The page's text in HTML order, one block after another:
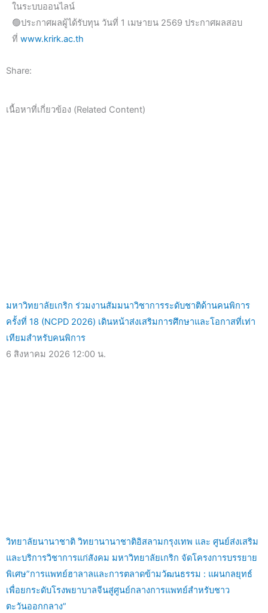
ในระบบออนไลน์
🟢ประกาศผลผู้ได้รับทุน วันที่ 1 เมษายน 2569 ประกาศผลสอบ
ที่ www.krirk.ac.th
Share:
เนื้อหาที่เกี่ยวข้อง (Related Content)
มหาวิทยาลัยเกริก ร่วมงานสัมมนาวิชาการระดับชาติด้านคนพิการ
ครั้งที่ 18 (NCPD 2026) เดินหน้าส่งเสริมการศึกษาและโอกาสที่เท่า
เทียมสำหรับคนพิการ
6 สิงหาคม 2026 12:00 น.
วิทยาลัยนานาชาติ วิทยานานาชาติอิสลามกรุงเทพ และ ศูนย์ส่งเสริม
และบริการวิชาการแก่สังคม มหาวิทยาลัยเกริก จัดโครงการบรรยาย
พิเศษ”การแพทย์ฮาลาลและการตลาดข้ามวัฒนธรรม : แผนกลยุทธ์
เพื่อยกระดับโรงพยาบาลจีนสู่ศูนย์กลางการแพทย์สำหรับชาว
ตะวันออกกลาง”